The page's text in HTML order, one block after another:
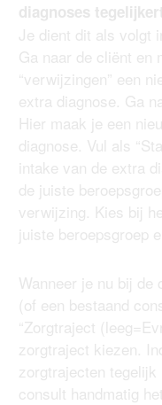
diagnoses
Je dient dit als volgt
Ga naar de cliënt en
“verwijzingen” een
extra diagnose. Ga
Hier maak je een
diagnose. Vul als
intake van de extra
de juiste
verwijzing. Kies bij
juiste beroepsgroep
Wanneer je nu bij de
(of een bestaand
“Zorgtraject
zorgtraject kiezen.
zorgtrajecten
consult handmatig